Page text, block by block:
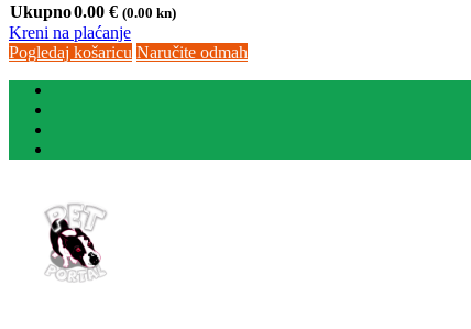
Ukupno0.00 € (0.00 kn)
Kreni na plaćanje
Pogledaj košaricu Naručite odmah